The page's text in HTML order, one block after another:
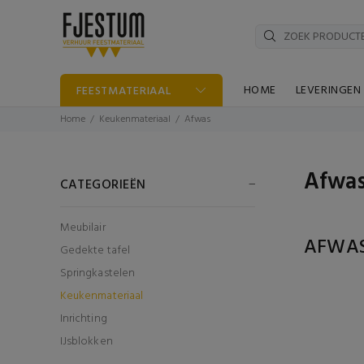
FEESTMATERIAAL HOME LEVERINGEN
Home Keukenmateriaal Afwas
CATEGORIEËN
Meubilair
Gedekte tafel
Springkastelen
Keukenmateriaal
Inrichting
IJsblokken